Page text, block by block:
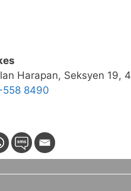
Harapan, Seksyen 19,
558 8490